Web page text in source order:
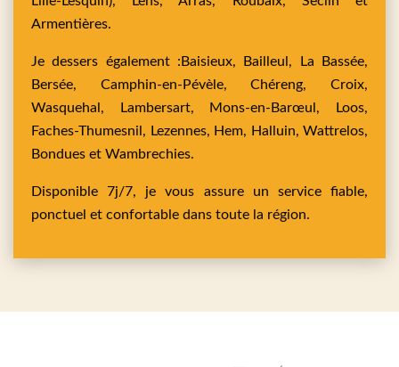
Armentières.
Je dessers également : Baisieux, Bailleul,
La Bassée,
Bersée, Camphin-en-Pévèle,Chéreng,Croix,
Wasquehal,
Lambersart, Mons-en-Barœul,
Loos,
Faches-Thumesnil, Lezennes, Hem, Halluin, Wattrelos,
Bondues et Wambrechies.
Disponible 7j/7, je vous assure un service fiable,
ponctuel et confortable dans toute la région.